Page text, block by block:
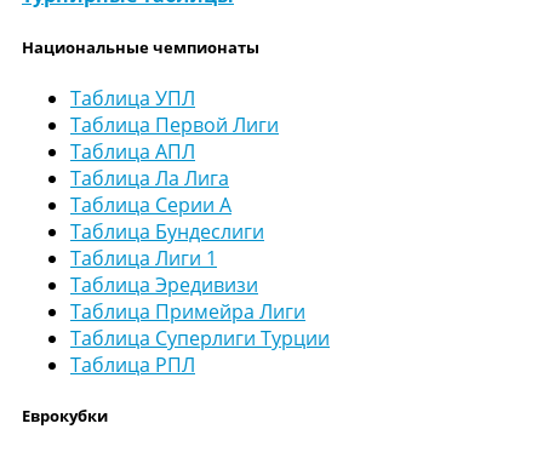
Национальные чемпионаты
Таблица УПЛ
Таблица Первой Лиги
Таблица АПЛ
Таблица Ла Лига
Таблица Серии А
Таблица Бундеслиги
Таблица Лиги 1
Таблица Эредивизи
Таблица Примейра Лиги
Таблица Суперлиги Турции
Таблица РПЛ
Еврокубки